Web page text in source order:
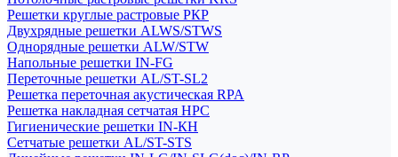
Решетки круглые растровые РКР
Двухрядные решетки ALWS/STWS
Однорядные решетки ALW/STW
Напольные решетки IN-FG
Переточные решетки AL/ST-SL2
Решетка переточная акустическая RPA
Решетка накладная сетчатая НРС
Гигиенические решетки IN-КН
Сетчатые решетки AL/ST-STS